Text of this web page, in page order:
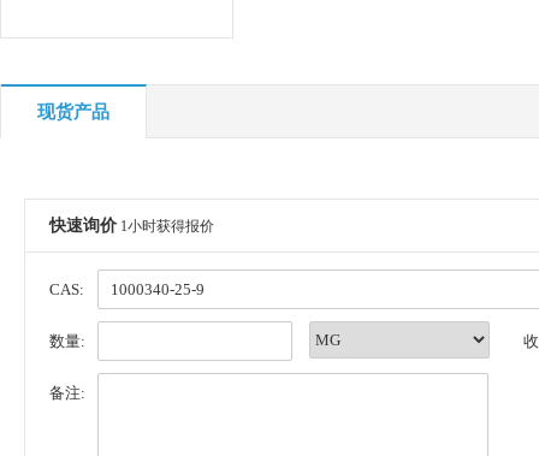
现货产品
快速询价 1小时获得报价
CAS:
数量:
备注: